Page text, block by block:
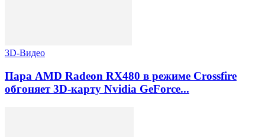
3D-Видео
Пара AMD Radeon RX480 в режиме Crossfire
обгоняет 3D-карту Nvidia GeForce...